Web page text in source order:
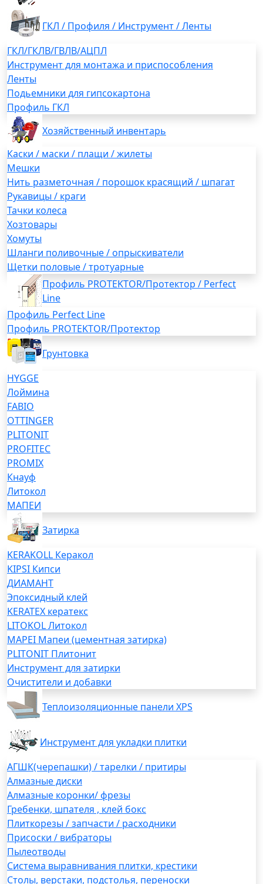
ГКЛ / Профиля / Инструмент / Ленты
ГКЛ/ГКЛВ/ГВЛВ/АЦПЛ
Инструмент для монтажа и приспособления
Ленты
Подьемники для гипсокартона
Профиль ГКЛ
Хозяйственный инвентарь
Каски / маски / плащи / жилеты
Мешки
Нить разметочная / порошок красящий / шпагат
Рукавицы / краги
Тачки колеса
Хозтовары
Хомуты
Шланги поливочные / опрыскиватели
Щетки половые / тротуарные
Профиль PROTEKTOR/Протектор / Perfect
Line
Профиль Perfect Line
Профиль PROTEKTOR/Протектор
Грунтовка
HYGGE
Лоймина
FABIO
OTTINGER
PLITONIT
PROFITEC
PROMIX
Кнауф
Литокол
МАПЕИ
Затирка
KERAKOLL Керакол
KIPSI Кипси
ДИАМАНТ
Эпоксидный клей
KERATEX кератекс
LITOKOL Литокол
MAPEI Мапеи (цементная затирка)
PLITONIT Плитонит
Инструмент для затирки
Очистители и добавки
Теплоизоляционные панели XPS
Инструмент для укладки плитки
АГШК(черепашки) / тарелки / притиры
Алмазные диски
Алмазные коронки/ фрезы
Гребенки, шпателя , клей бокс
Плиткорезы / запчасти / расходники
Присоски / вибраторы
Пылеотводы
Система выравнивания плитки, крестики
Столы, верстаки, подстолья, переноски